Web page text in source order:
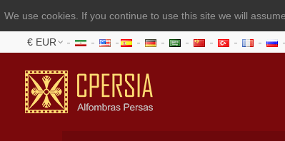
We use cookies. If you continue to use this site we will
€ EUR